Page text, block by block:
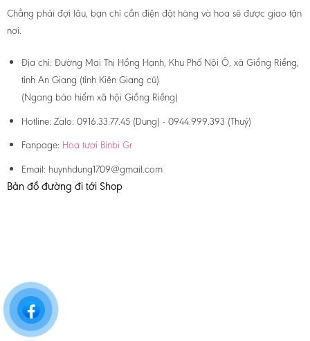
Chẳng phải đợi lâu, bạn chỉ cần điện đặt hàng và hoa sẽ được giao tận
nơi.
Địa chỉ: Đường Mai Thị Hồng Hạnh, Khu Phố Nội Ô, xã Giồng Riềng,
tỉnh An Giang (tỉnh Kiên Giang cũ)
(Ngang bảo hiểm xã hội Giồng Riềng)
Hotline: Zalo: 0916.33.77.45 (Dung) - 0944.999.393 (Thuý)
Fanpage: Hoa tươi Binbi Gr
Email: huynhdung1709@gmail.com
Bản đồ đường đi tới Shop